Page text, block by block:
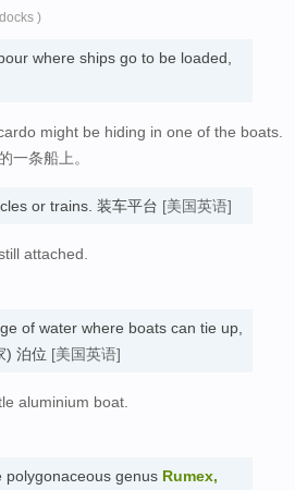
)
where ships go to be loaded,
might be hiding in one of the boats.
一条船上。
or trains. 装车平台 [美国英语]
attached.
of water where boats can tie up,
) 泊位 [美国英语]
aluminium boat.
polygonaceous genus Rumex,